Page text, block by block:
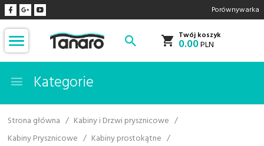
Porównywarka
Twój koszyk
0.00PLN
Kategorie
Strona główna
Kabiny i Drzwi prysznicowe
Kabiny Prysznicowe
Kabiny prostokątne